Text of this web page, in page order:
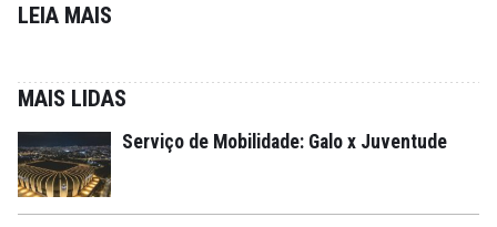
LEIA MAIS
MAIS LIDAS
Serviço de Mobilidade: Galo x Juventude